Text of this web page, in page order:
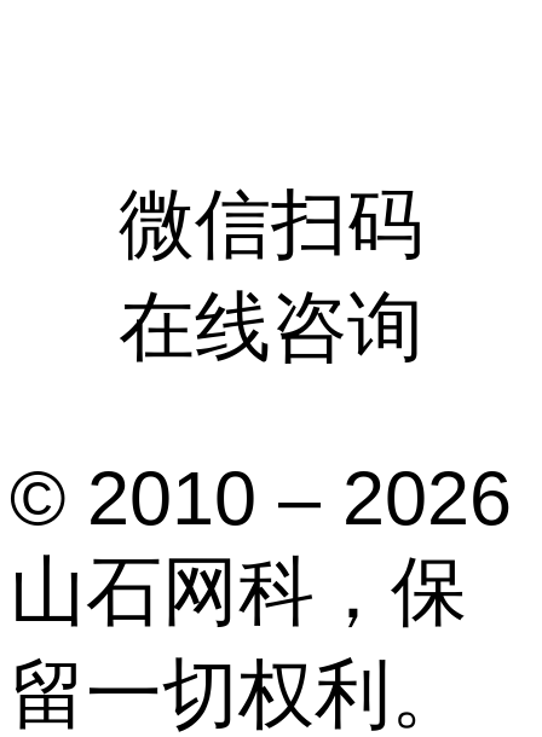
微信扫码
在线咨询
© 2010 – 2026
山石网科，保
留一切权利。